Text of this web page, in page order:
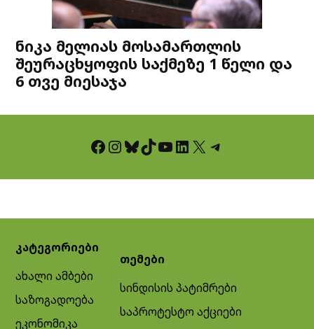
ნიკა მელიას მოსამართლის
შეურაცხყოფის საქმეზე 1 წელი და
6 თვე მიესაჯა
Facebook InstagramBluesky TikTok YouTube LinkedIn X Telegram
კატეგორიები
ახალი ამბები
საზოგადოება
ეკონომიკა
თემები
სინდისის პატიმრები
საპროტესტო აქციები